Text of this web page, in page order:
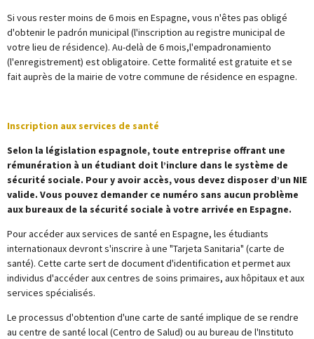
Si vous rester moins de 6 mois en Espagne, vous n'êtes pas obligé
d'obtenir le padrón municipal (l'inscription au registre municipal de
votre lieu de résidence). Au-delà de 6 mois,l'empadronamiento
(l'enregistrement) est obligatoire. Cette formalité est gratuite et se
fait auprès de la mairie de votre commune de résidence en espagne.
Inscription aux services de santé
Selon la législation espagnole, toute entreprise offrant une
rémunération à un étudiant doit l’inclure dans le système de
sécurité sociale. Pour y avoir accès, vous devez disposer d’un NIE
valide. Vous pouvez demander ce numéro sans aucun problème
aux bureaux de la sécurité sociale à votre arrivée en Espagne.
Pour accéder aux services de santé en Espagne, les étudiants
internationaux devront s'inscrire à une "Tarjeta Sanitaria" (carte de
santé). Cette carte sert de document d'identification et permet aux
individus d'accéder aux centres de soins primaires, aux hôpitaux et aux
services spécialisés.
Le processus d'obtention d'une carte de santé implique de se rendre
au centre de santé local (Centro de Salud) ou au bureau de l'Instituto